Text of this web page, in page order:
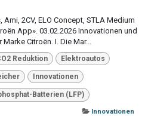
Ami, 2CV, ELO Concept, STLA Medium
App». 03.02.2026 Innovationen und
Citroën. I. Die Mar...
Reduktion Elektroautos
Innovationen
Batterien (LFP)
Innovationen